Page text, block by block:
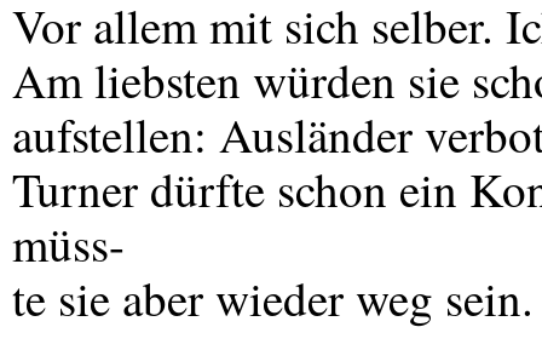
Vor allem mit sich selber.
Am liebsten würden sie
aufstellen: Ausländer
Turner dürfte schon ein
müss-
te sie aber wieder weg sein.